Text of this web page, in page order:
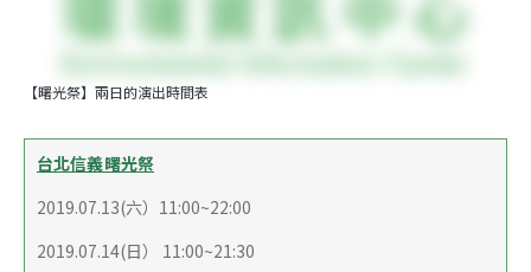
【曙光祭】兩日的演出時間表
台北信義曙光祭
2019.07.13(六）11:00~22:00
2019.07.14(日） 11:00~21:30